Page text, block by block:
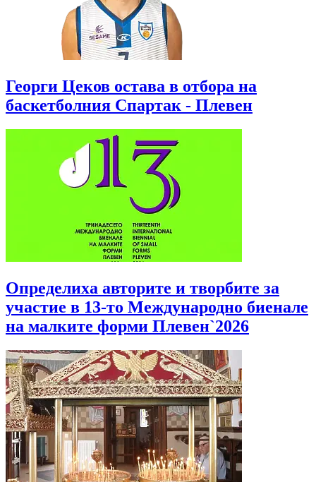
Георги Цеков остава в отбора на
баскетболния Спартак - Плевен
Определиха авторите и творбите за
участие в 13-то Международно биенале
на малките форми Плевен`2026